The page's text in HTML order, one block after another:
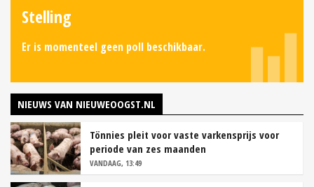
Stelling
Er is momenteel geen poll beschikbaar.
NIEUWS VAN NIEUWEOOGST.NL
Tönnies pleit voor vaste varkensprijs voor
periode van zes maanden
VANDAAG, 13:49